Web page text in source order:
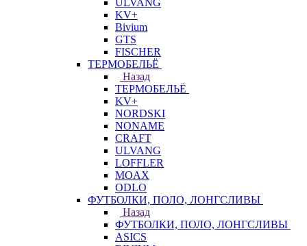
ULVANG
KV+
Bivium
GTS
FISCHER
ТЕРМОБЕЛЬЁ
Назад
ТЕРМОБЕЛЬЁ
KV+
NORDSKI
NONAME
CRAFT
ULVANG
LOFFLER
MOAX
ODLO
ФУТБОЛКИ, ПОЛО, ЛОНГСЛИВЫ
Назад
ФУТБОЛКИ, ПОЛО, ЛОНГСЛИВЫ
ASICS